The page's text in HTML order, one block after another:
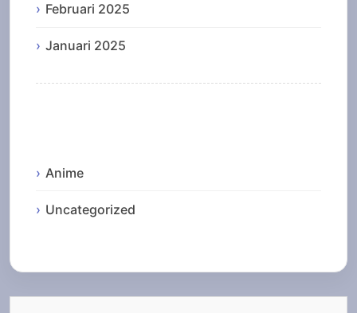
Februari 2025
Januari 2025
Anime
Uncategorized